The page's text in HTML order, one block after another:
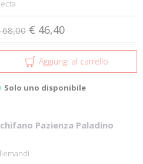
68,00 € 46,40
Aggiungi al carrello
Solo uno disponibile
Pazienza Paladino